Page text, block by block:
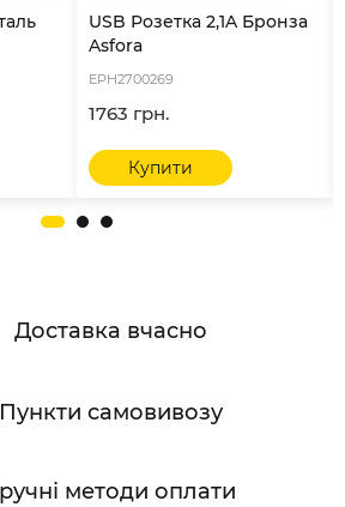
USB Розетка 2,1A Бронза
Asfora
EPH2700269
1763 грн.
Купити
Доставка вчасно
Пункти самовивозу
методи оплати